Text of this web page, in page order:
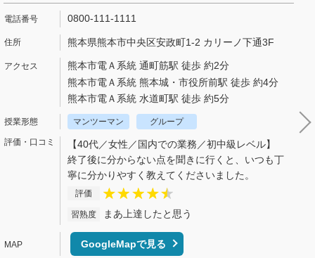
0800-111-1111
熊本県熊本市中央区安政町1-2 カリーノ下通3F
熊本市電Ａ系統 通町筋駅 徒歩 約2分
熊本市電Ａ系統 熊本城・市役所前駅 徒歩 約4分
熊本市電Ａ系統 水道町駅 徒歩 約5分
マンツーマン グループ
【40代／女性／国内での業務／初中級レベル】
終了後に分からない点を聞きに行くと、いつも丁
寧に分かりやすく教えてくださいました。
評価
習熟度 まあ上達したと思う
GoogleMapで見る